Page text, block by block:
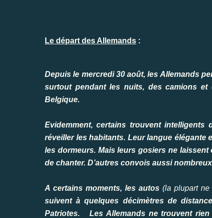
Le départ des Allemands :
Depuis le mercredi 30 août, les Allemands
surtout pendant les nuits, des camions
Belgique.
Evidemment, certains trouvent intelligents
réveiller les habitants. Leur langue élégante
les dormeurs. Mais leurs gosiers ne
de chanter. D’autres convois aussi
A certains moments, les autos (la plupart ne
suivent à quelques décimètres de
Patriotes. Les Allemands ne trouvent